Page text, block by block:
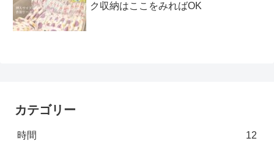
ク収納はここをみればOK
カテゴリー
時間 12